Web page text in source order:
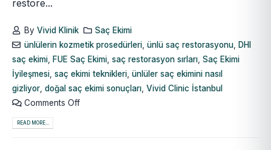
restore...
By Vivid Klinik
Saç Ekimi
ünlülerin kozmetik prosedürleri, ünlü saç restorasyonu, DHI
saç ekimi, FUE Saç Ekimi, saç restorasyon sırları, Saç Ekimi
İyileşmesi, saç ekimi teknikleri, ünlüler saç ekimini nasıl
gizliyor, doğal saç ekimi sonuçları, Vivid Clinic İstanbul
Comments Off
READ MORE...